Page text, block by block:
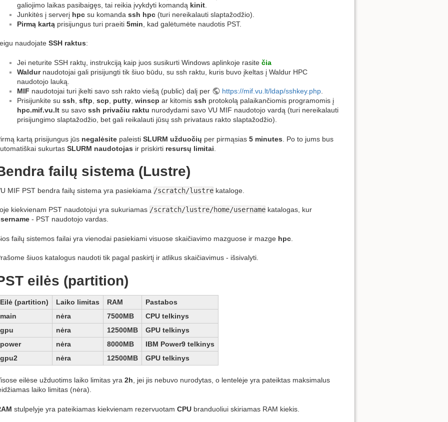
galiojimo laikas pasibaigęs, tai reikia įvykdyti komandą kinit
Junkitės į serverį hpc su komanda ssh hpc (turi nereikalauti slaptažodžio).
Pirmą kartą prisijungus turi praeiti 5min , kad galėtumėte naudotis PST.
naudojate SSH raktus:
Jei neturite SSH raktų, instrukciją kaip juos susikurti Windows aplinkoje rasite čia
Waldurnaudotojai gali prisijungti tik šiuo būdu, su ssh raktu, kuris buvo įkeltas į Waldur HPC
naudotojo lauką.
MIF naudotojai turi įkelti savo ssh rakto viešą (public) dalį per https://mif.vu.lt/ldap/sshkey.php.
Prisijunkite su ssh sftp scp putty winscp ar kitomis ssh protokolą palaikančiomis programomis į
hpc.mif.vu.lt su savo ssh privačiu raktu nurodydami savo VU MIF naudotojo vardą (turi nereikalauti
prisijungimo slaptažodžio, bet gali reikalauti jūsų ssh privataus rakto slaptažodžio).
kartą prisijungus jūs negalėsite paleisti SLURM užduočių per pirmąsias 5 minutes . Po to jums bus
sukurtas SLURM naudotojas ir priskirti resursų limitai
failų sistema (Lustre)
MIF PST bendra failų sistema yra pasiekiama /scratch/lustre kataloge.
kiekvienam PST naudotojui yra sukuriamas /scratch/lustre/home/username katalogas, kur
- PST naudotojo vardas.
failų sistemos failai yra vienodai pasiekiami visuose skaičiavimo mazguose ir mazge hpc
šiuos katalogus naudoti tik pagal paskirtį ir atlikus skaičiavimus - išsivalyti.
eilės (partition)
Eilė (partition) Laiko limitas RAM
Pastabos
main
nėra 7500MB
CPU telkinys
gpu
nėra 12500MB
GPU telkinys
power
nėra 8000MB
IBM Power9 telkinys
gpu2
nėra 12500MB GPU telkinys
eilėse užduotims laiko limitas yra 2h , jei jis nebuvo nurodytas, o lentelėje yra pateiktas maksimalus
laiko limitas (nėra).
stulpelyje yra pateikiamas kiekvienam rezervuotam CPU branduoliui skiriamas RAM kiekis.